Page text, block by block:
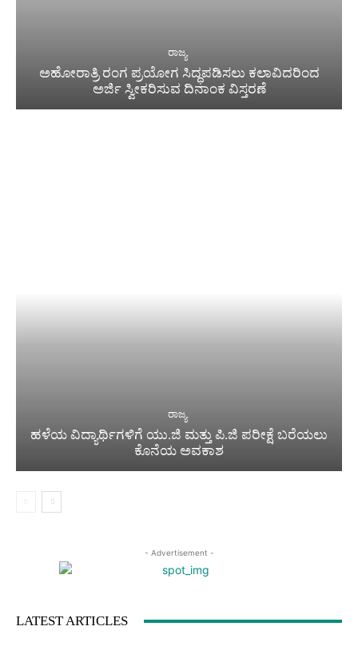
ರಾಜ್ಯ
ಅಹೋರಾತ್ರಿ ರಂಗ ಪ್ರಯೋಗ ಸಿದ್ಧಪಡಿಸಲು ಕಲಾವಿದರಿಂದ
ಅರ್ಜಿ ಸ್ವೀಕರಿಸುವ ದಿನಾಂಕ ವಿಸ್ತರಣೆ
ರಾಜ್ಯ
ಹಳೆಯ ವಿದ್ಯಾರ್ಥಿಗಳಿಗೆ ಯು.ಜಿ ಮತ್ತು ಪಿ.ಜಿ ಪರೀಕ್ಷೆ ಬರೆಯಲು
ಕೊನೆಯ ಅವಕಾಶ
- Advertisement -
LATEST ARTICLES